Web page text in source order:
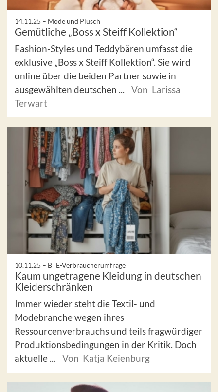
14.11.25 – Mode und Plüsch
Gemütliche „Boss x Steiff Kollektion“
Fashion-Styles und Teddybären umfasst die
exklusive „Boss x Steiff Kollektion“. Sie wird
online über die beiden Partner sowie in
ausgewählten deutschen ...
Von Larissa
Terwart
10.11.25 – BTE-Verbraucherumfrage
Kaum ungetragene Kleidung in deutschen
Kleiderschränken
Immer wieder steht die Textil- und
Modebranche wegen ihres
Ressourcenverbrauchs und teils fragwürdiger
Produktionsbedingungen in der Kritik. Doch
aktuelle ...
Von Katja Keienburg